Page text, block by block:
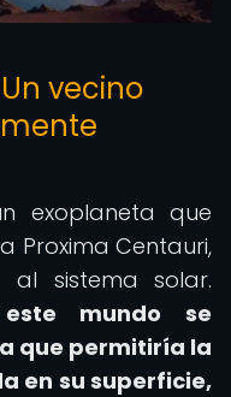
vecino
exoplaneta que
Proxima Centauri,
sistema solar.
este mundo se
que permitiría la
en su superficie,